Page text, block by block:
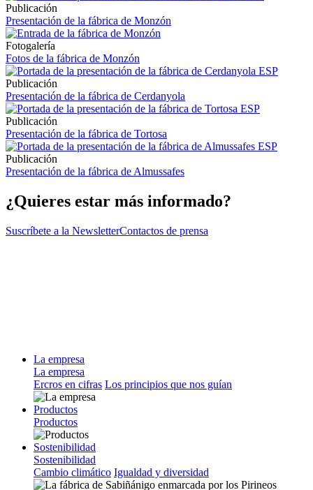
Publicación
Presentación de la fábrica de Monzón
Fotogalería
Fotos de la fábrica de Monzón
Publicación
Presentación de la fábrica de Cerdanyola
Publicación
Presentación de la fábrica de Tortosa
Publicación
Presentación de la fábrica de Almussafes
¿Quieres estar más informado?
Suscríbete a la NewsletterContactos de prensa
La empresa
La empresa
Ercros en cifras Los principios que nos guían
Productos
Productos
Sostenibilidad
Sostenibilidad
Cambio climático Igualdad y diversidad